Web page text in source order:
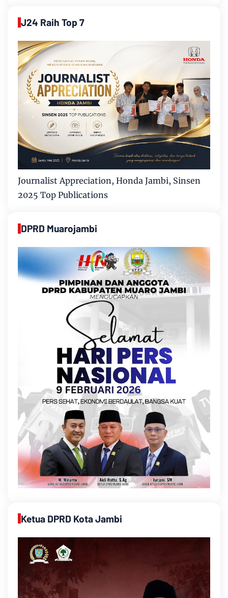
J24 Raih Top 7
Journalist Appreciation, Honda Jambi, Sinsen
2025 Top Publications
DPRD Muarojambi
Ketua DPRD Kota Jambi